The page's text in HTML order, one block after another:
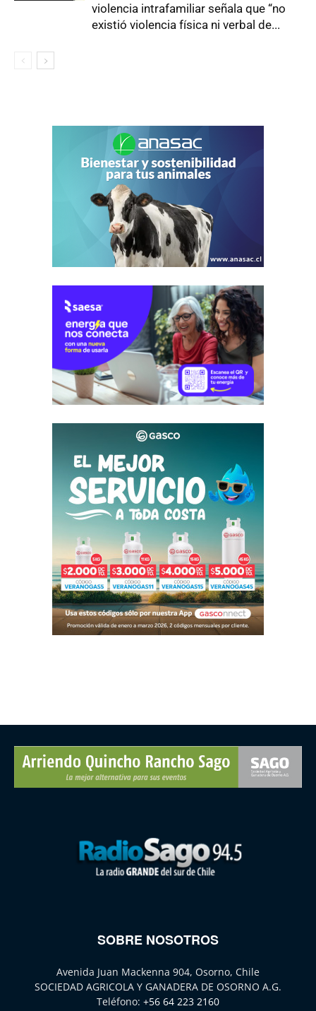
violencia intrafamiliar señala que “no
existió violencia física ni verbal de...
SOBRE NOSOTROS
Avenida Juan Mackenna 904, Osorno, Chile
SOCIEDAD AGRICOLA Y GANADERA DE OSORNO A.G.
Teléfono: +56 64 223 2160